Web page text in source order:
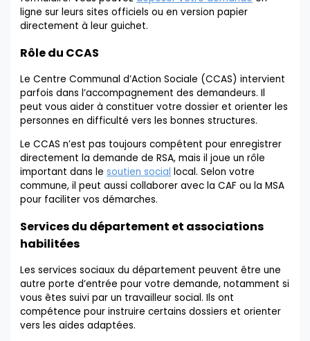
ligne sur leurs sites officiels ou en version papier
directement à leur guichet.
Rôle du CCAS
Le Centre Communal d’Action Sociale (CCAS) intervient
parfois dans l’accompagnement des demandeurs. Il
peut vous aider à constituer votre dossier et orienter les
personnes en difficulté vers les bonnes structures.
Le CCAS n’est pas toujours compétent pour enregistrer
directement la demande de RSA, mais il joue un rôle
important dans lesoutien social local. Selon votre
commune, il peut aussi collaborer avec la CAF ou la MSA
pour faciliter vos démarches.
Services du département et associations
habilitées
Les services sociaux du département peuvent être une
autre porte d’entrée pour votre demande, notamment si
vous êtes suivi par un travailleur social. Ils ont
compétence pour instruire certains dossiers et orienter
vers les aides adaptées.